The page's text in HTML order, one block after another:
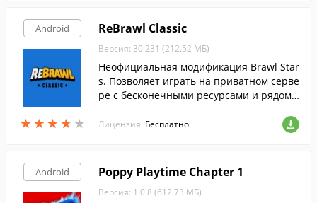
Android
★ ★ ★ ★ ★
★ ★ ★ ★ ★
ReBrawl Classic
Версия: 30.231 (212.52 МБ)
Неофициальная модификация Brawl Star
s. Позволяет играть на приватном серве
ре с бесконечными ресурсами и рядом
Лицензия: Бесплатно
Android Poppy Playtime Chapter 1
Версия: 1.0.8 (612.73 МБ)